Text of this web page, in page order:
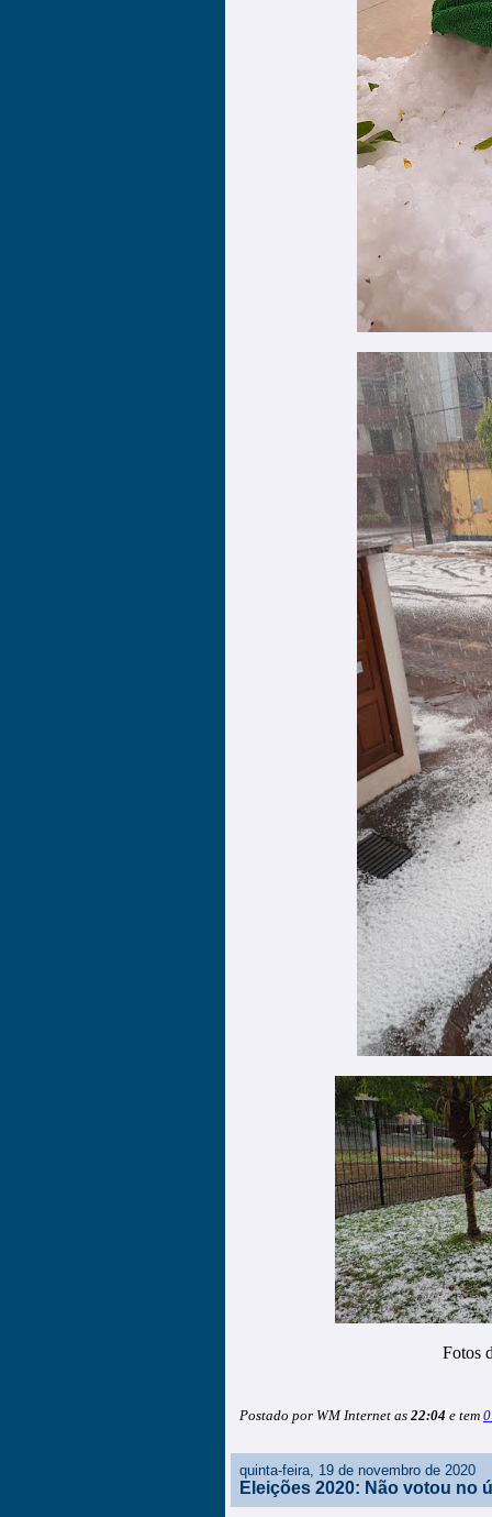
Fotos
Postado por WM Internet as 22:04 e tem
quinta-feira, 19 de novembro de 2020
Eleições 2020: Não votou no